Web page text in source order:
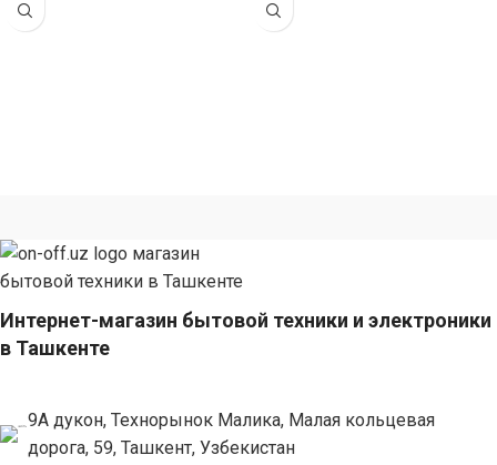
Габариты
Интернет-магазин бытовой техники и электроники
в Ташкенте
9А дукон, Технорынок Малика, Малая кольцевая
дорога, 59, Ташкент, Узбекистан